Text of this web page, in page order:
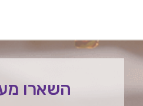
השארו